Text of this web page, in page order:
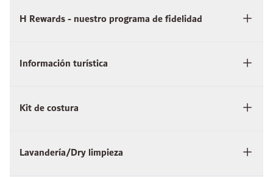
H Rewards - nuestro programa de fidelidad
Información turística
Kit de costura
Lavandería/Dry limpieza